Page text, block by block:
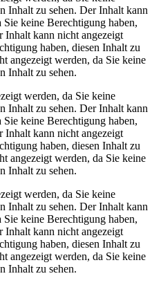
Inhalt zu sehen. Der Inhalt kann
keine Berechtigung haben,
Inhalt kann nicht angezeigt
haben, diesen Inhalt zu
angezeigt werden, da Sie keine
Inhalt zu sehen.
werden, da Sie keine
Inhalt zu sehen. Der Inhalt kann
keine Berechtigung haben,
Inhalt kann nicht angezeigt
haben, diesen Inhalt zu
angezeigt werden, da Sie keine
Inhalt zu sehen.
werden, da Sie keine
Inhalt zu sehen. Der Inhalt kann
keine Berechtigung haben,
Inhalt kann nicht angezeigt
haben, diesen Inhalt zu
angezeigt werden, da Sie keine
Inhalt zu sehen.